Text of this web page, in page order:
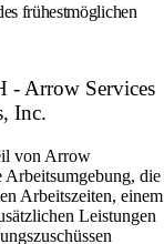
frühestmöglichen
- Arrow Services
Inc.
von Arrow
Arbeitsumgebung, die
Arbeitszeiten, einem
Leistungen